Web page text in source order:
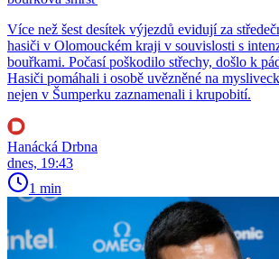
Více než šest desítek výjezdů evidují za
hasiči v Olomouckém kraji v souvislosti s
bouřkami. Počasí poškodilo střechy, došlo k
Hasiči pomáhali i osobě uvězněné na
nejen v Šumperku zaznamenali i krupobití.
Hanácká Drbna
dnes, 19:43
1 min